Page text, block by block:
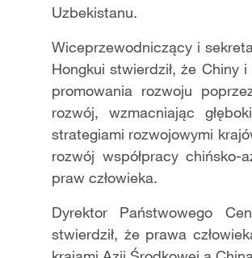
Uzbekistanu.
Wiceprzewodniczący i
Hongkui stwierdził, że
promowania rozwoju
rozwój, wzmacniając
strategiami rozwojowymi
rozwój współpracy
praw człowieka.
Dyrektor Państwowego
stwierdził, że prawa